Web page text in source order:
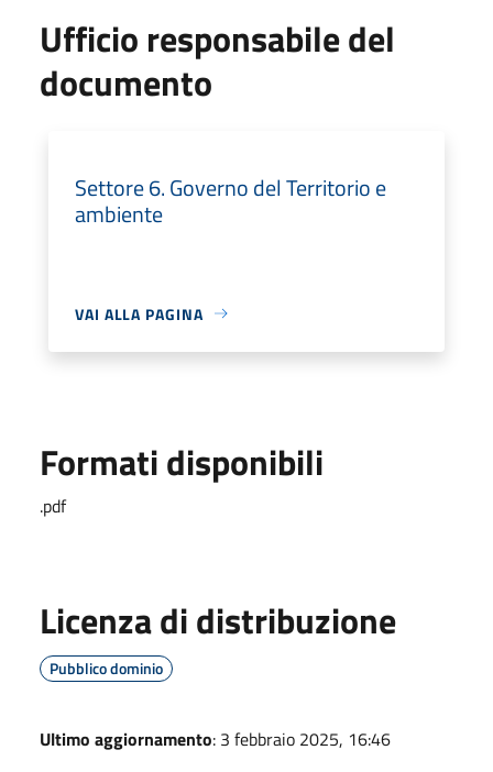
Ufficio responsabile del
documento
Settore 6. Governo del Territorio e
ambiente
VAI ALLA PAGINA
Formati disponibili
.pdf
Licenza di distribuzione
Pubblico dominio
Ultimo aggiornamento: 3 febbraio 2025, 16:46